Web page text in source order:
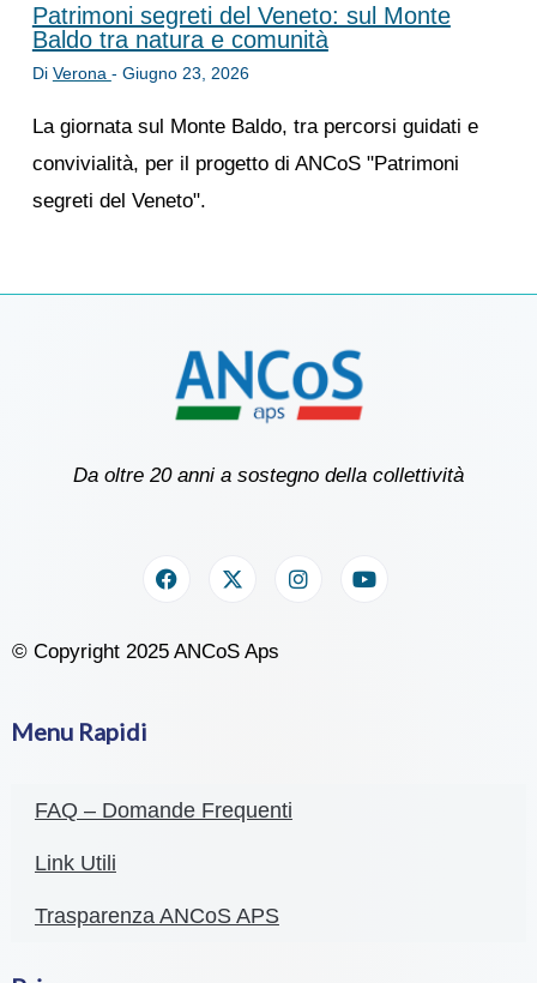
Patrimoni segreti del Veneto: sul Monte
Baldo tra natura e comunità
Di Verona - Giugno 23, 2026
La giornata sul Monte Baldo, tra percorsi guidati e
convivialità, per il progetto di ANCoS "Patrimoni
segreti del Veneto".
Da oltre 20 anni a sostegno della collettività
© Copyright 2025 ANCoS Aps
Menu Rapidi
FAQ – Domande Frequenti
Link Utili
Trasparenza ANCoS APS